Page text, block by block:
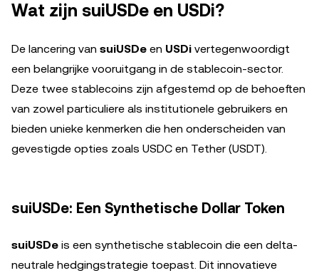
Wat zijn suiUSDe en USDi?
De lancering van suiUSDe en USDi vertegenwoordigt
een belangrijke vooruitgang in de stablecoin-sector.
Deze twee stablecoins zijn afgestemd op de behoeften
van zowel particuliere als institutionele gebruikers en
bieden unieke kenmerken die hen onderscheiden van
gevestigde opties zoals USDC en Tether (USDT).
suiUSDe: Een Synthetische Dollar Token
suiUSDe is een synthetische stablecoin die een delta-
neutrale hedgingstrategie toepast. Dit innovatieve